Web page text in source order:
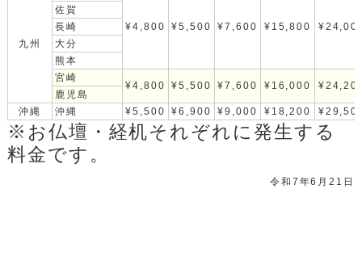
九州
¥4,800 ¥5,500 ¥7,600 ¥15,800
佐賀
長崎
大分
熊本
宮崎
¥4,800 ¥5,500 ¥7,600 ¥16,000
鹿児島
沖縄
沖縄 ¥5,500 ¥6,900 ¥9,000 ¥18,200
※お仏壇・経机それぞれに発生する
料金です。
令和7年6月21日